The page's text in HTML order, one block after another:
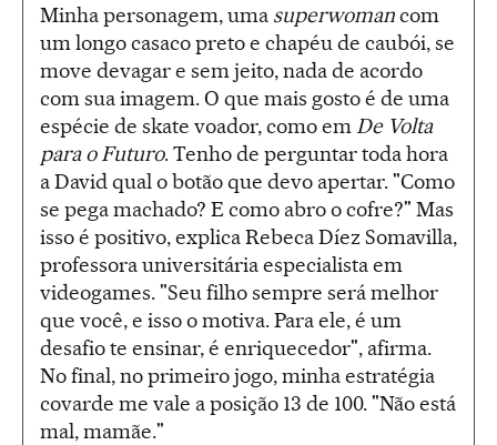
Minha personagem, uma superwomancom
um longo casaco preto e chapéu de caubói, se
move devagar e sem jeito, nada de acordo
com sua imagem. O que mais gosto é de uma
espécie de skate voador, como em De Volta
para o Futuro. Tenho de perguntar toda hora
a David qual o botão que devo apertar. "Como
se pega machado? E como abro o cofre?" Mas
isso é positivo, explica Rebeca Díez Somavilla,
professora universitária especialista em
videogames. "Seu filho sempre será melhor
que você, e isso o motiva. Para ele, é um
desafio te ensinar, é enriquecedor", afirma.
No final, no primeiro jogo, minha estratégia
covarde me vale a posição 13 de 100. "Não está
mal, mamãe."